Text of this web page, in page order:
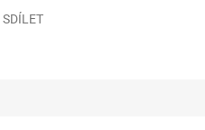
SDÍLET